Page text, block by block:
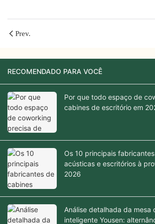
Prev.
RECOMENDADO PARA VOCÊ
Por que todo espaço de
cabines de escritório em
Os 10 principais
acústicas e escritórios à
2026
Análise detalhada da mesa
inteligente Yousen: